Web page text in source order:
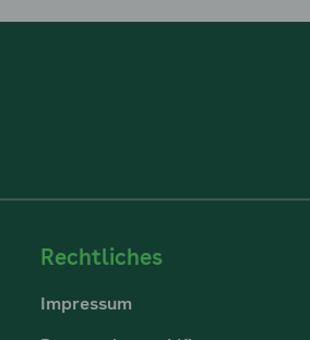
Rechtliches
Impressum